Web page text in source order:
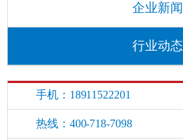
企业新闻
行业动态
手机：18911522201
热线：400-718-7098